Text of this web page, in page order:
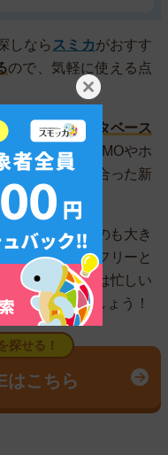
しなら スミカがおすす
ので、気軽に使える点
業者専用のデータベース
れます。SUUMOやホ
、希望条件に合った新
対応しているのも大き
め、ストレスフリーと
る
ので、昼間は忙しい
を探してみましょう！
探せる！
はこちら